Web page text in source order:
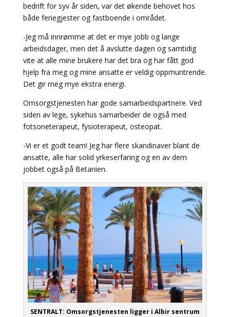
bedrift for syv år siden, var det økende behovet hos
både feriegjester og fastboende i området.
-Jeg må innrømme at det er mye jobb og lange
arbeidsdager, men det å avslutte dagen og samtidig
vite at alle mine brukere har det bra og har fått god
hjelp fra meg og mine ansatte er veldig oppmuntrende.
Det gir meg mye ekstra energi.
Omsorgstjenesten har gode samarbeidspartnere. Ved
siden av lege, sykehus samarbeider de også med
fotsoneterapeut, fysioterapeut, osteopat.
-Vi er et godt team! Jeg har flere skandinaver blant de
ansatte, alle har solid yrkeserfaring og en av dem
jobbet også på Betanien.
SENTRALT: Omsorgstjenesten ligger i Albir sentrum